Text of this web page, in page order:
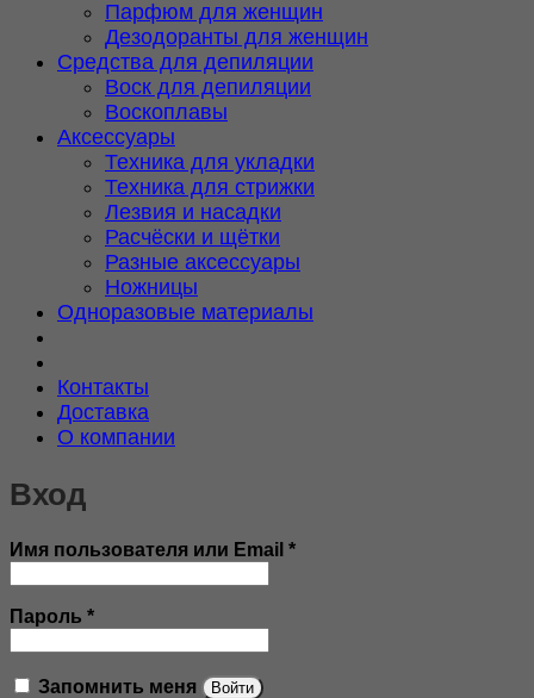
Парфюм для женщин
Дезодоранты для женщин
Средства для депиляции
Воск для депиляции
Воскоплавы
Аксессуары
Техника для укладки
Техника для стрижки
Лезвия и насадки
Расчёски и щётки
Разные аксессуары
Ножницы
Одноразовые материалы
Контакты
Доставка
О компании
Вход
Имя пользователя или Email *Обязательно
Пароль *Обязательно
Запомнить меня Войти